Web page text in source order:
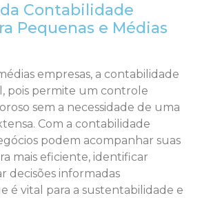
Contabilidade
Pequenas e Médias
empresas, a contabilidade
pois permite um controle
sem a necessidade de uma
Com a contabilidade
podem acompanhar suas
mais eficiente, identificar
decisões informadas
é vital para a sustentabilidade e